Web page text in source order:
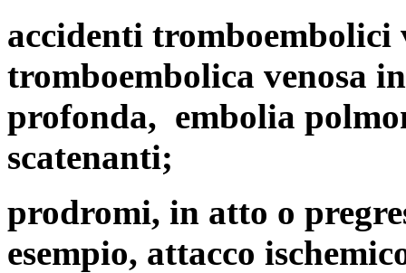
accidenti tromboembolici
tromboembolica venosa
profonda, embolia
scatenanti;
prodromi, in atto o
esempio, attacco